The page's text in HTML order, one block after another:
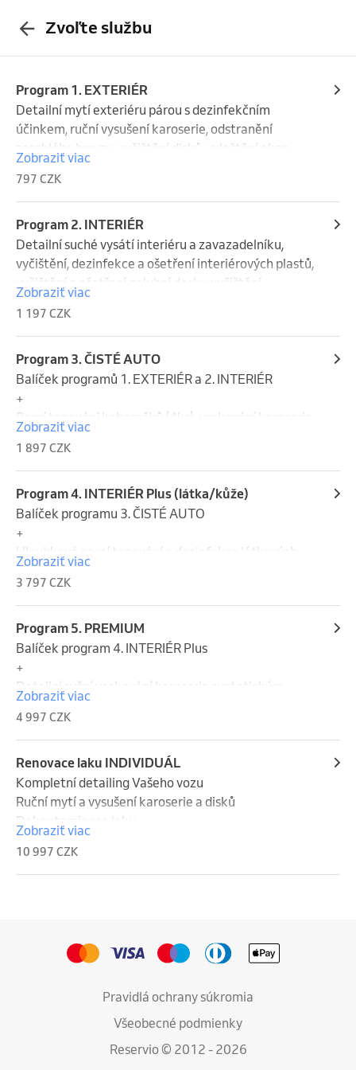
Zvoľte službu
Program 1. EXTERIÉR
Detailní mytí exteriéru párou s dezinfekčním
účinkem, ruční vysušení karoserie, odstranění
zaschlého hmyzu, vyčištění disků, vyleštění oken,
čištění mezidveřních prostor, aplikace zářivého
vosku a ošetření pneumatik.
Zobraziť viac
797 CZK
Program 2. INTERIÉR
Detailní suché vysátí interiéru a zavazadelníku,
vyčištění, dezinfekce a ošetření interiérových plastů,
vyčištění a ošetření palubní desky, vyčištění
mezidveřních prostor, vyleštění všech oken a
zrcátek, provonění interiéru jemnou antialergenní
vůní.
Zobraziť viac
1 197 CZK
Program 3. ČISTÉ AUTO
Balíček programů 1. EXTERIÉR a 2. INTERIÉR
+
Parní tepování koberečků (4ks), voskování karoserie
nanovoskem.
Zobraziť viac
1 897 CZK
Program 4. INTERIÉR Plus (látka/kůže)
Balíček programu 3. ČISTÉ AUTO
+
Hloubkové parní tepování a dezinfekce látkových
sedaček, koberců, zavazadelníku, čalounění dveří,
parní dezinfekce klimatizace, oživení venkovních
plastů./Detailní čištění a dezinfekce kožených
sedadel a ostatních kožených částí interiéru +
vyživení kůže vitamínem + ochrana kůže proti UV a
dalším vnějším vlivům.
Zobraziť viac
3 797 CZK
Program 5. PREMIUM
Balíček program 4. INTERIÉR Plus
+
Detailní ruční voskování karoserie syntetickým
voskem s výdrží až 6 měsíců, aplikace tekutých
stěračů.
Zobraziť viac
4 997 CZK
Renovace laku INDIVIDUÁL
Kompletní detailing Vašeho vozu
Ruční mytí a vysušení karoserie a disků
Dekontaminace laku
Strojová korekce laku - odstranění škrábanců
Konzervace laku - keramické povlaky (výdrž až 24
měsíců)
Zobraziť viac
10 997 CZK
Pravidlá ochrany súkromia
Všeobecné podmienky
Reservio © 2012 - 2026